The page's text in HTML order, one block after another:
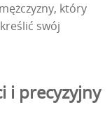
który
swój
i precyzyjny